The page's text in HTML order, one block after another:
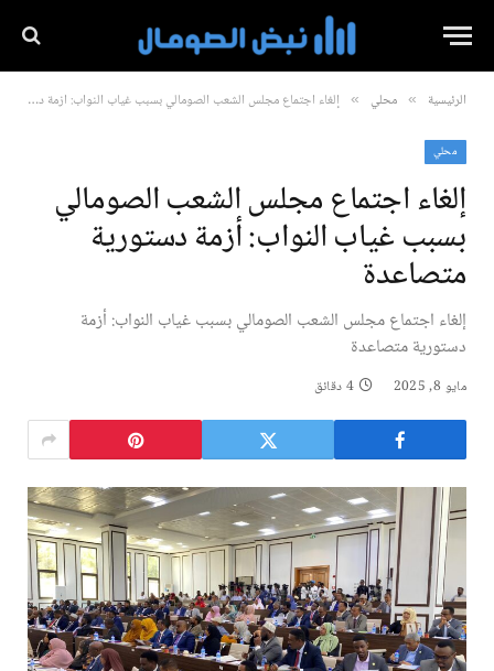
الرئيسية » محلي » إلغاء اجتماع مجلس الشعب الصومالي بسبب غياب النواب: أزمة دستورية متصاعدة
محلي
إلغاء اجتماع مجلس الشعب الصومالي
بسبب غياب النواب: أزمة دستورية
متصاعدة
إلغاء اجتماع مجلس الشعب الصومالي بسبب غياب النواب: أزمة
دستورية متصاعدة
مايو 8, 2025 4 دقائق